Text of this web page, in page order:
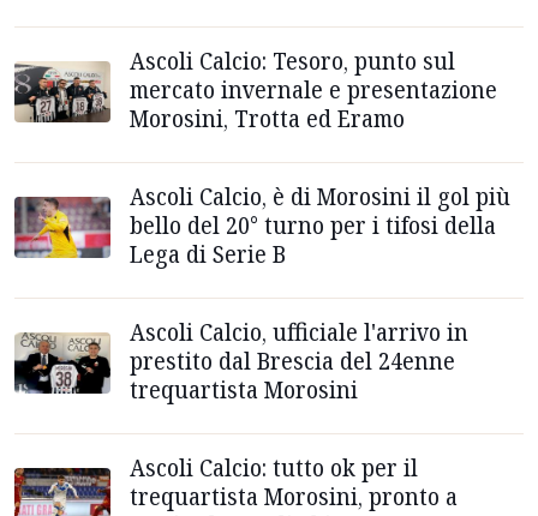
Ascoli Calcio: Tesoro, punto sul
mercato invernale e presentazione
Morosini, Trotta ed Eramo
Ascoli Calcio, è di Morosini il gol più
bello del 20° turno per i tifosi della
Lega di Serie B
Ascoli Calcio, ufficiale l'arrivo in
prestito dal Brescia del 24enne
trequartista Morosini
Ascoli Calcio: tutto ok per il
trequartista Morosini, pronto a